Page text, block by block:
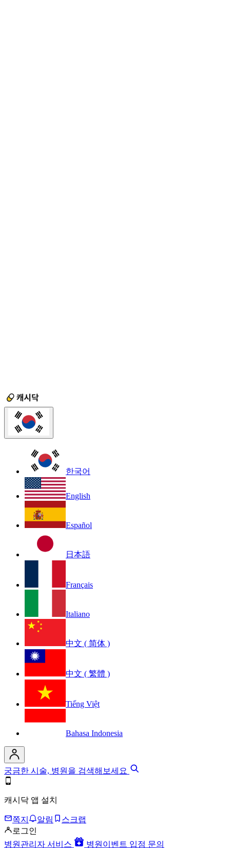
한국어
English
Español
日本語
Français
Italiano
中文 ( 简体 )
中文 ( 繁體 )
Tiếng Việt
Bahasa Indonesia
궁금한 시술, 병원을 검색해보세요
캐시닥 앱 설치
쪽지 알림
스크랩
로그인
병원관리자 서비스
병원이벤트 입점 문의